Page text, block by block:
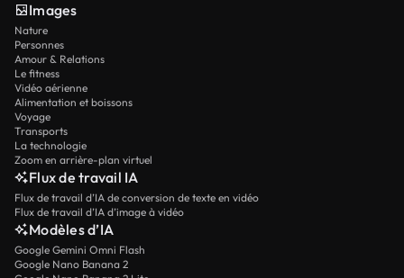
Images
Nature
Personnes
Amour & Relations
Le fitness
Vidéo aérienne
Alimentation et boissons
Voyage
Transports
La technologie
Zoom en arrière-plan virtuel
Flux de travail IA
Flux de travail d’IA de conversion de texte en vidéo
Flux de travail d’IA d’image à vidéo
Modèles d’IA
Google Gemini Omni Flash
Google Nano Banana 2